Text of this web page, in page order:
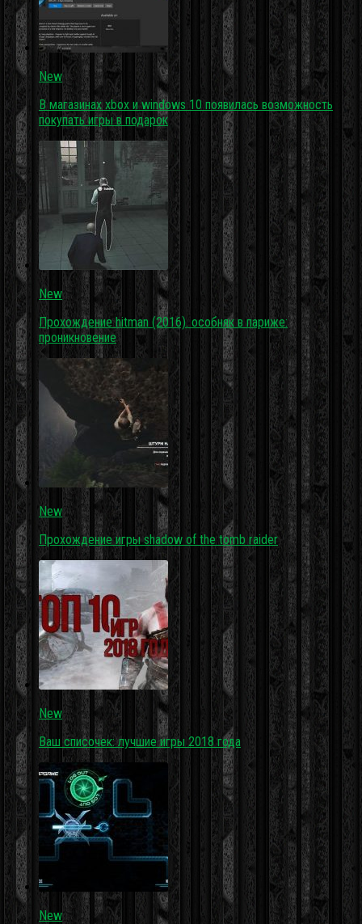
New
В магазинах xbox и windows 10 появилась возможность
покупать игры в подарок
New
Прохождение hitman (2016). особняк в париже:
проникновение
New
Прохождение игры shadow of the tomb raider
New
Ваш списочек: лучшие игры 2018 года
New